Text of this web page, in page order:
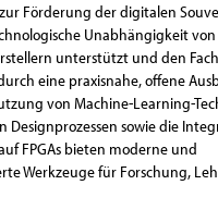
Förderung der digitalen
Unabhängigkeit von
unterstützt und den
eine praxisnahe, offene
von Machine-Learning-
Designprozessen sowie die
FPGAs bieten moderne und
Werkzeuge für Forschung,